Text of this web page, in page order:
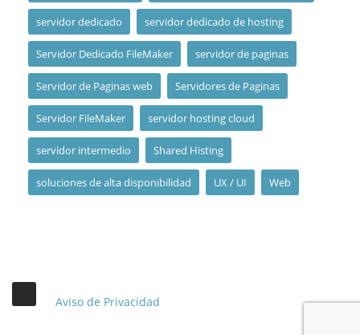
servidor dedicado servidor dedicado de hosting
Servidor Dedicado FileMaker servidor de paginas
Servidor de Paginas web Servidores de Paginas
Servidor FileMaker servidor hosting cloud
servidor intermedio Shared Histing
soluciones de alta disponibilidad UX / UI Web
Aviso de Privacidad